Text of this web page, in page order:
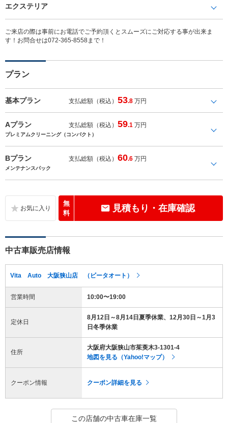
エクステリア
ご来店の際は事前にお電話でご予約頂くとスムーズにご対応する事が出来ま
す！お問合せは072-365-8558まで！
プラン
基本プラン 支払総額（税込）53.8 万円
Aプラン 支払総額（税込）59.1 万円
プレミアムクリーニング（コンパクト）
Bプラン 支払総額（税込）60.6 万円
メンテナンスパック
無
料
見積もり・在庫確認
中古車販売店情報
Vita Auto 大阪狭山店 （ビータオート）
営業時間 10:00〜19:00
定休日
8月12日～8月14日夏季休業、12月30日～1月3
日冬季休業
住所
大阪府大阪狭山市茱萸木3-1301-4
地図を見る（Yahoo!マップ）
クーポン情報 クーポン詳細を見る
この店舗の中古車在庫一覧